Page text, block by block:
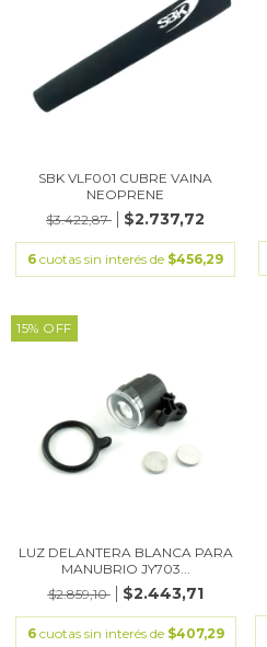
SBK VLF001 CUBRE VAINA
NEOPRENE
$3.422,87
$2.737,72
6 cuotas sin interés de $456,29
15% OFF
LUZ DELANTERA BLANCA PARA
MANUBRIO JY703...
$2.859,10
$2.443,71
6 cuotas sin interés de $407,29